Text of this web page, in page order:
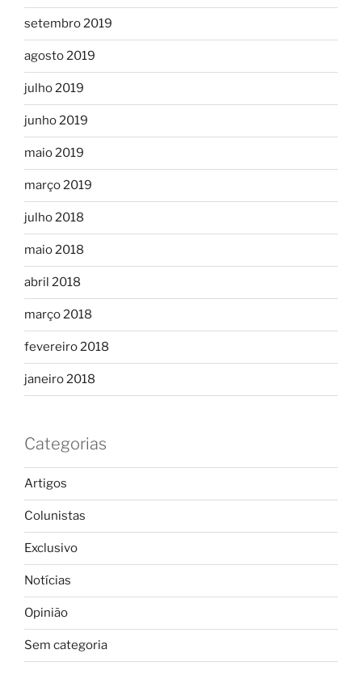
setembro 2019
agosto 2019
julho 2019
junho 2019
maio 2019
março 2019
julho 2018
maio 2018
abril 2018
março 2018
fevereiro 2018
janeiro 2018
Categorias
Artigos
Colunistas
Exclusivo
Notícias
Opinião
Sem categoria